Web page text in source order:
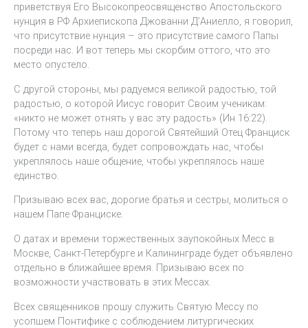
приветствуя Его Высокопреосвященство Апостольского
нунция в РФ Архиепископа Джованни Д’Аниелло, я говорил,
что присутствие нунция – это присутствие самого Папы
посреди нас. И вот теперь мы скорбим оттого, что это
место опустело.
С другой стороны, мы радуемся великой радостью, той
радостью, о которой Иисус говорит Своим ученикам:
«никто не может отнять у вас эту радость» (Ин 16:22).
Потому что теперь наш дорогой Святейший Отец Франциск
будет с нами всегда, будет сопровождать нас, чтобы
укреплялось наше общение, чтобы укреплялось наше
единство.
Призываю всех вас, дорогие братья и сестры, молиться о
нашем Папе Франциске.
О датах и времени торжественных заупокойных Месс в
Москве, Санкт-Петербурге и Калининграде будет объявлено
отдельно в ближайшее время. Призываю всех по
возможности участвовать в этих Мессах.
Всех священников прошу служить Святую Мессу по
усопшем Понтифике с соблюдением литургических